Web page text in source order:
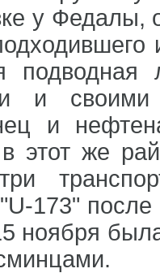
у
и
и
этот же
173" после
ноября